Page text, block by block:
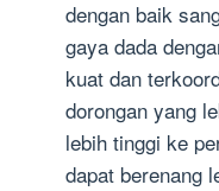
dengan baik
gaya dada
kuat dan
dorongan yang
lebih tinggi ke
dapat berenang